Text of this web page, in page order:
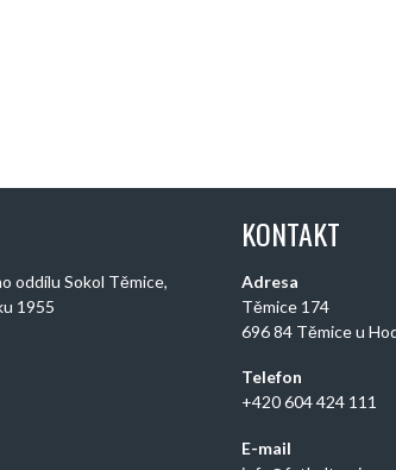
oddílu Sokol Těmice,
1955
KONTAKT
Adresa
Těmice 174
696 84 Těmice u
Telefon
+420 604 424 111
E-mail